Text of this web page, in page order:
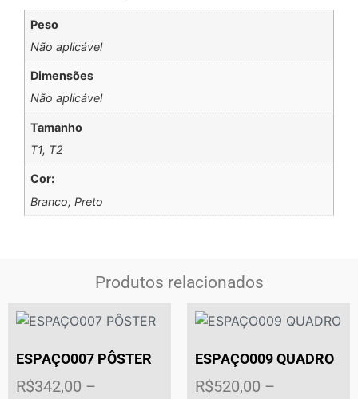
Peso
Não aplicável
Dimensões
Não aplicável
Tamanho
T1, T2
Cor:
Branco, Preto
Produtos relacionados
ESPAÇO007 PÔSTER
R$342,00 –
ESPAÇO009 QUADRO
R$520,00 –